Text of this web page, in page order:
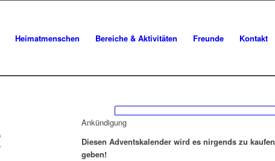
Heimatmenschen Bereiche & Aktivitäten Freunde Kontakt
Ankündigung
Diesen Adventskalender wird es nirgends zu kaufen
geben!